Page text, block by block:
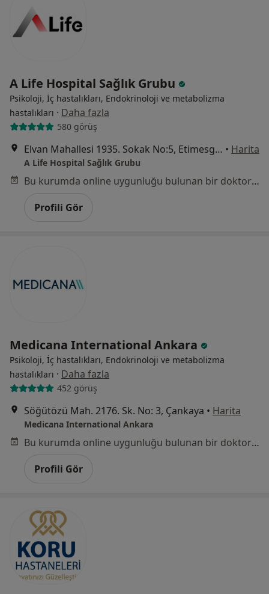
A Life Hospital Sağlık Grubu
Psikoloji, İç hastalıkları, Endokrinoloji ve metabolizma
hastalıkları · Daha fazla
580 görüş
Elvan Mahallesi 1935. Sokak No:5, Etimesgut • Harita
A Life Hospital Sağlık Grubu
Bu kurumda online uygunluğu bulunan bir doktor veya uzman bulunamadı
Profili Gör
Medicana International Ankara
Psikoloji, İç hastalıkları, Endokrinoloji ve metabolizma
hastalıkları · Daha fazla
452 görüş
Söğütözü Mah. 2176. Sk. No: 3, Çankaya • Harita
Medicana International Ankara
Bu kurumda online uygunluğu bulunan bir doktor veya uzman bulunamadı
Profili Gör